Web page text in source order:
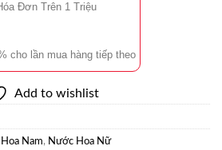
Đơn Trên 1 Triệu
cho lần mua hàng tiếp theo
Add to wishlist
Nam, Nước Hoa Nữ